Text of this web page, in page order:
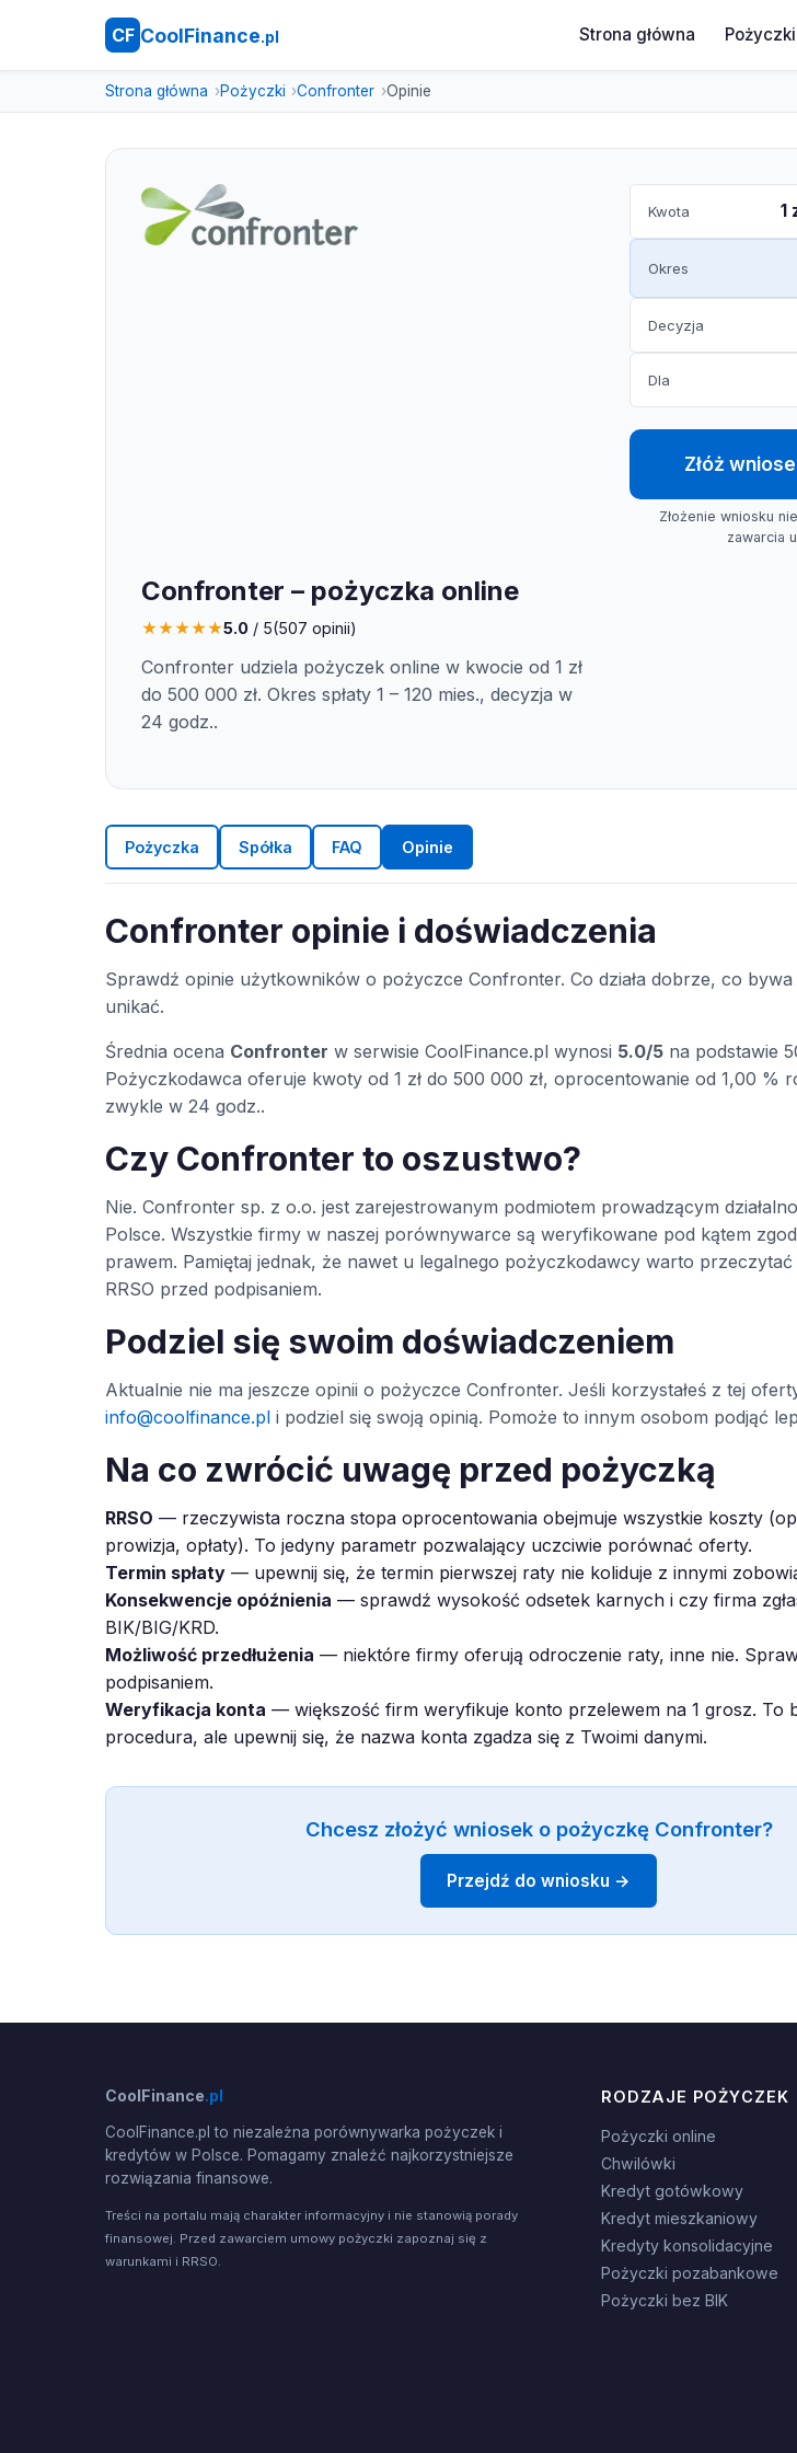
CF CoolFinance.pl Strona główna
Strona główna Pożyczki Confronter Opinie
Confronter – pożyczka online
★★★★★5.0 / 5(507 opinii)
Confronter udziela pożyczek online w kwocie od 1 zł
do 500 000 zł. Okres spłaty 1 – 120 mies., decyzja w
24 godz..
Kwota 1
Okres
Decyzja
Dla
Złóż
Złożenie wniosku
zawarcia
Pożyczka Spółka FAQ Opinie
Confronter opinie i doświadczenia
Sprawdź opinie użytkowników o pożyczce Confronter. Co działa dobrze, co
unikać.
Średnia ocena Confronter w serwisie CoolFinance.pl wynosi 5.0/5 na podstawie
Pożyczkodawca oferuje kwoty od 1 zł do 500 000 zł, oprocentowanie od 1,00 %
zwykle w 24 godz..
Czy Confronter to oszustwo?
Nie. Confronter sp. z o.o. jest zarejestrowanym podmiotem prowadzącym
Polsce. Wszystkie firmy w naszej porównywarce są weryfikowane pod kątem
prawem. Pamiętaj jednak, że nawet u legalnego pożyczkodawcy warto
RRSO przed podpisaniem.
Podziel się swoim doświadczeniem
Aktualnie nie ma jeszcze opinii o pożyczce Confronter. Jeśli korzystałeś z tej
info@coolfinance.pl i podziel się swoją opinią. Pomoże to innym osobom podjąć
Na co zwrócić uwagę przed pożyczką
RRSO — rzeczywista roczna stopa oprocentowania obejmuje wszystkie koszty
prowizja, opłaty). To jedyny parametr pozwalający uczciwie porównać oferty.
Termin spłaty — upewnij się, że termin pierwszej raty nie koliduje z innymi
Konsekwencje opóźnienia — sprawdź wysokość odsetek karnych i czy firma
BIK/BIG/KRD.
Możliwość przedłużenia — niektóre firmy oferują odroczenie raty, inne nie.
podpisaniem.
Weryfikacja konta — większość firm weryfikuje konto przelewem na 1 grosz. To
procedura, ale upewnij się, że nazwa konta zgadza się z Twoimi danymi.
Chcesz złożyć wniosek o pożyczkę Confronter?
Przejdź do wniosku →
CoolFinance.pl
CoolFinance.pl to niezależna porównywarka pożyczek i
kredytów w Polsce. Pomagamy znaleźć najkorzystniejsze
rozwiązania finansowe.
Treści na portalu mają charakter informacyjny i nie stanowią porady
finansowej. Przed zawarciem umowy pożyczki zapoznaj się z
warunkami i RRSO.
RODZAJE POŻYCZEK
Pożyczki online
Chwilówki
Kredyt gotówkowy
Kredyt mieszkaniowy
Kredyty konsolidacyjne
Pożyczki pozabankowe
Pożyczki bez BIK